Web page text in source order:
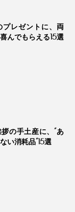
るうちにツルッ
度も減ったの
んて！“究極の
プレゼントに、両
んでもらえる15選
の手土産に、“あ
い消耗品”15選